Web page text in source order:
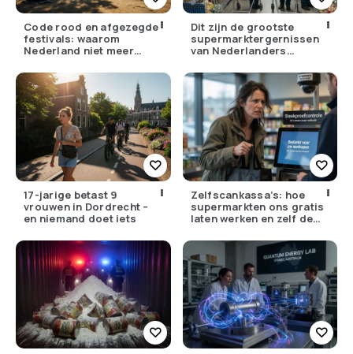
Code rood en afgezegde
festivals: waarom
Nederland niet meer
Dit zijn de grootste
supermarktergernissen
van Nederlanders
17-jarige betast 9
vrouwen in Dordrecht –
en niemand doet iets
Zelfscankassa’s: hoe
supermarkten ons gratis
laten werken en zelf de